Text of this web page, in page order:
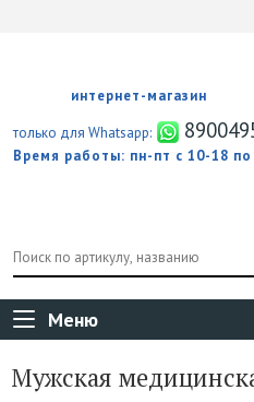
интернет-магазин
только для Whatsapp:
Время работы: пн-пт с 10-18
Меню
Мужская